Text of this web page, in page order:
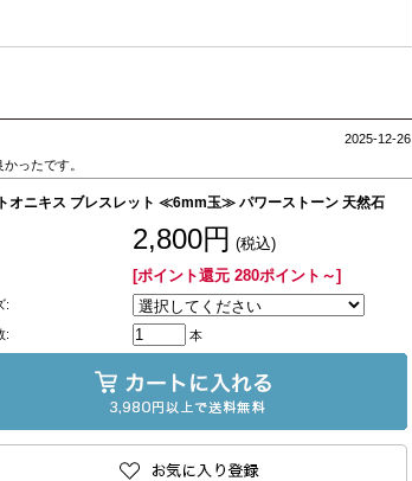
2025-12-26
ったです。
オニキス ブレスレット ≪6mm玉≫ パワーストーン 天然石
2,800円 (税込)
[ポイント還元 280ポイント～]
:
: 本